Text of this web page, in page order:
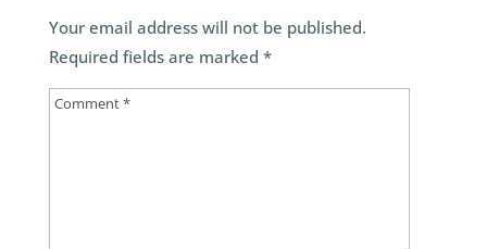
Your email address will not be published.
Required fields are marked *